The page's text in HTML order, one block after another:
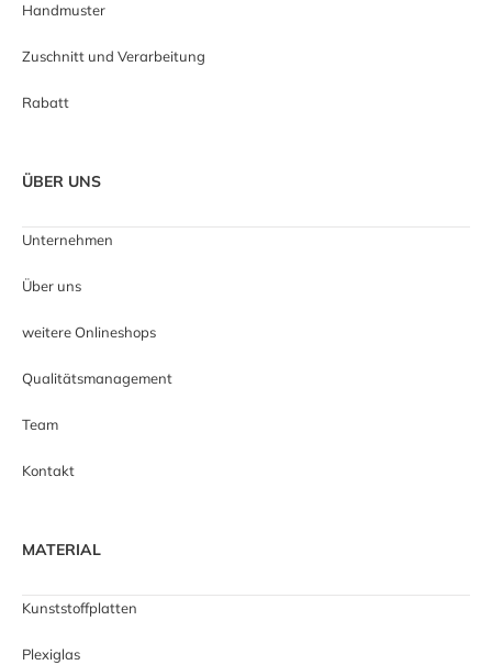
Handmuster
Zuschnitt und Verarbeitung
Rabatt
ÜBER UNS
Unternehmen
Über uns
weitere Onlineshops
Qualitätsmanagement
Team
Kontakt
MATERIAL
Kunststoffplatten
Plexiglas